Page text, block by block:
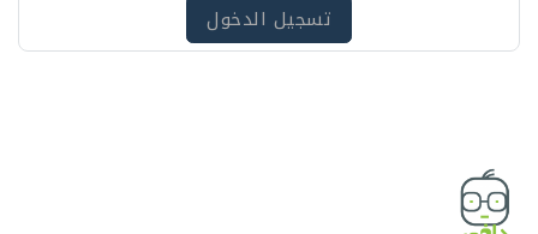
تسجيل الدخول